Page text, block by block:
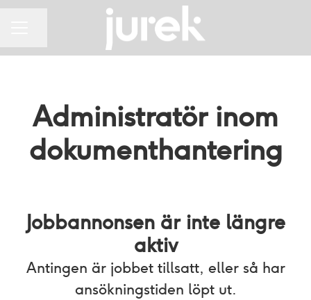
Administratör inom
dokumenthantering
Jobbannonsen är inte längre
aktiv
Antingen är jobbet tillsatt, eller så har
ansökningstiden löpt ut.